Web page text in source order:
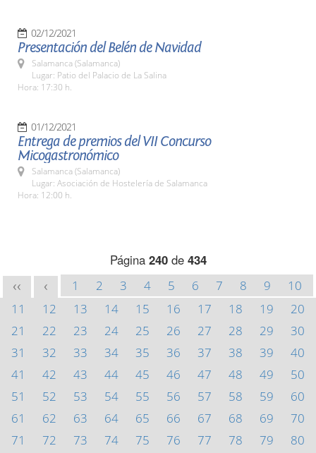
02/12/2021
Presentación del Belén de Navidad
Salamanca (Salamanca)
Lugar: Patio del Palacio de La Salina
Hora: 17:30 h.
01/12/2021
Entrega de premios del VII Concurso
Micogastronómico
Salamanca (Salamanca)
Lugar: Asociación de Hostelería de Salamanca
Hora: 12:00 h.
Página 240de 434
<< < 1 2 3 4 5 6 7 8 9
10
11
12 13 14 15 16 17 18 19
20
21
22 23 24 25 26 27 28 29
30
31
32 33 34 35 36 37 38 39
40
41
42 43 44 45 46 47 48 49
50
51
52 53 54 55 56 57 58 59
60
61
62 63 64 65 66 67 68 69
70
71
72 73 74 75 76 77 78 79
80